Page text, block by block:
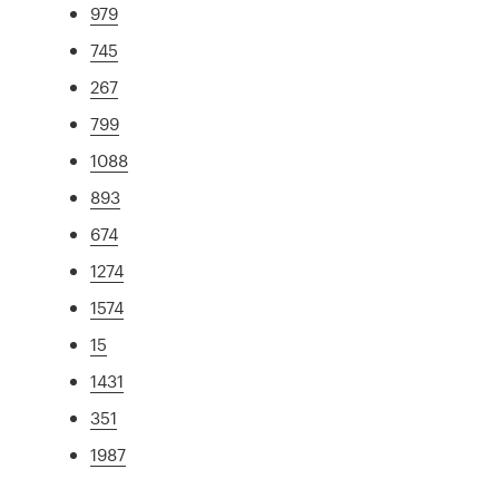
979
745
267
799
1088
893
674
1274
1574
15
1431
351
1987